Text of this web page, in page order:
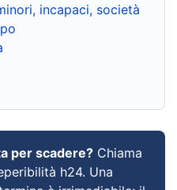
incapaci, società
per scadere? Chiama
h24. Una